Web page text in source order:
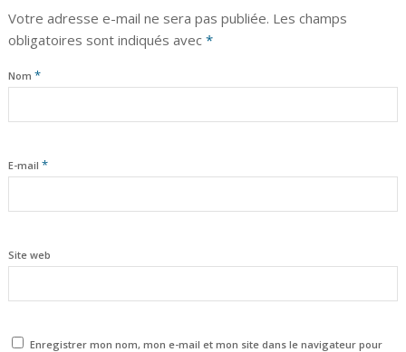
Votre adresse e-mail ne sera pas publiée. Les champs
obligatoires sont indiqués avec *
Nom *
E-mail *
Site web
Enregistrer mon nom, mon e-mail et mon site dans le navigateur pour